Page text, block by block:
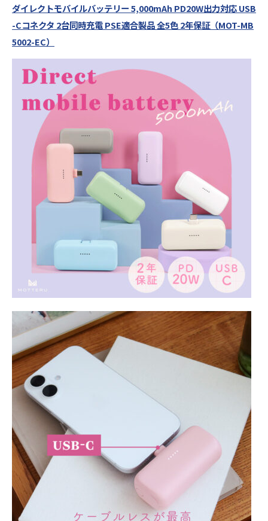
ダイレクトモバイルバッテリー 5,000mAh PD20W出力対応 USB
-Cコネクタ 2台同時充電 PSE適合製品 全5色 2年保証（MOT-MB
5002-EC）